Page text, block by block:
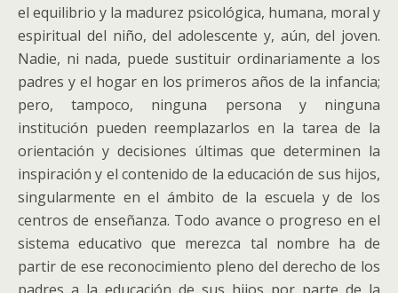
el equilibrio y la madurez psicológica, humana, moral y
espiritual del niño, del adolescente y, aún, del joven.
Nadie, ni nada, puede sustituir ordinariamente a los
padres y el hogar en los primeros años de la infancia;
pero, tampoco, ninguna persona y ninguna
institución pueden reemplazarlos en la tarea de la
orientación y decisiones últimas que determinen la
inspiración y el contenido de la educación de sus hijos,
singularmente en el ámbito de la escuela y de los
centros de enseñanza. Todo avance o progreso en el
sistema educativo que merezca tal nombre ha de
partir de ese reconocimiento pleno del derecho de los